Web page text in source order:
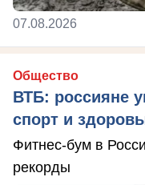
07.08.2026
Общество
ВТБ: россияне
спорт и
Фитнес-бум в
рекорды